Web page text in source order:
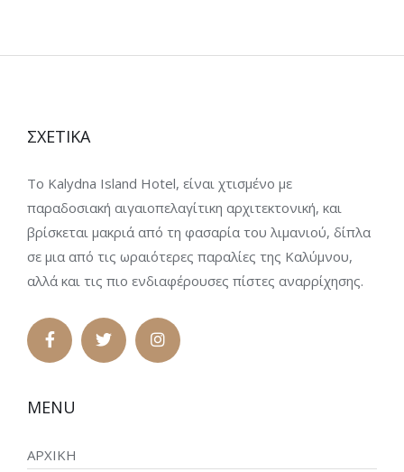
ΣΧΕΤΙΚΑ
Το Kalydna Island Hotel, είναι χτισμένο με
παραδοσιακή αιγαιοπελαγίτικη αρχιτεκτονική, και
βρίσκεται μακριά από τη φασαρία του λιμανιού, δίπλα
σε μια από τις ωραιότερες παραλίες της Καλύμνου,
αλλά και τις πιο ενδιαφέρουσες πίστες αναρρίχησης.
MENU
ΑΡΧΙΚΗ